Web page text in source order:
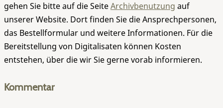
gehen Sie bitte auf die SeiteArchivbenutzung auf
unserer Website. Dort finden Sie die Ansprechpersonen,
das Bestellformular und weitere Informationen. Für die
Bereitstellung von Digitalisaten können Kosten
entstehen, über die wir Sie gerne vorab informieren.
Kommentar